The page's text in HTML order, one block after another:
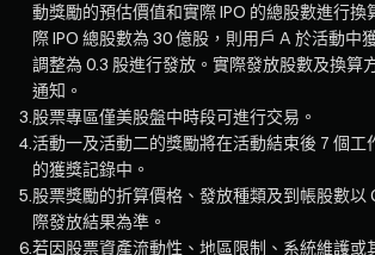
動獎勵的預估價值和實際 IPO 的總股數進行換
際 IPO 總股數為 30 億股，則用戶 A 於活動中
調整為 0.3 股進行發放。實際發放股數及換算
通知。
3.股票專區僅美股盤中時段可進行交易。
4.活動一及活動二的獎勵將在活動結束後 7 個工
的獲獎記錄中。
5.股票獎勵的折算價格、發放種類及到帳股數以
際發放結果為準。
6.若因股票資產流動性、地區限制、系統維護或